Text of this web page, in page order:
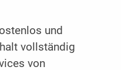
und
vollständig
von